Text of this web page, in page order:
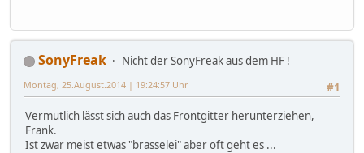
SonyFreak
Nicht der SonyFreak aus dem HF !
#1
Montag, 25.August.2014 | 19:24:57 Uhr
Vermutlich lässt sich auch das Frontgitter herunterziehen,
Frank.
Ist zwar meist etwas "brasselei" aber oft geht es ...